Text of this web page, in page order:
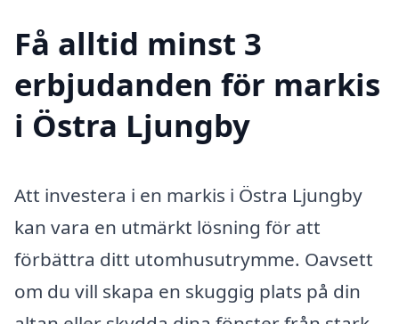
Få alltid minst 3
erbjudanden för markis
i Östra Ljungby
Att investera i en markis i Östra Ljungby
kan vara en utmärkt lösning för att
förbättra ditt utomhusutrymme. Oavsett
om du vill skapa en skuggig plats på din